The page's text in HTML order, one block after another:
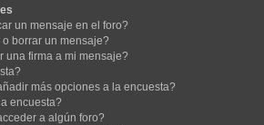
un mensaje en el foro?
borrar un mensaje?
una firma a mi mensaje?
más opciones a la encuesta?
encuesta?
a algún foro?